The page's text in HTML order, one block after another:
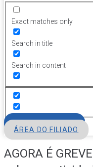
Exact matches only
Search in title
Search in content
ÁREA DO FILIADO
AGORA É